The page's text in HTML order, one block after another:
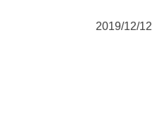
2019/12/12